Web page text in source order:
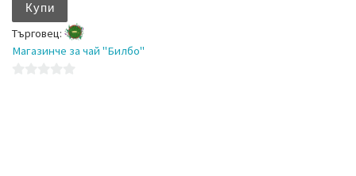
Купи
Търговец:
Магазинче за чай "Билбо"